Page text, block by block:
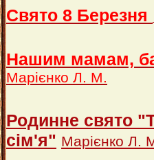
Свято 8 Березня
Нашим мамам,
Марієнко Л. М.
Родинне свято
сім'я" Марієнко Л.